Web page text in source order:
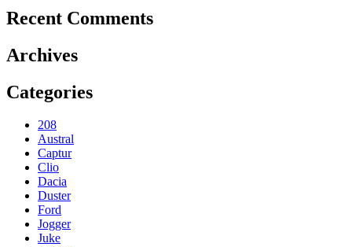
Recent Comments
Archives
Categories
208
Austral
Captur
Clio
Dacia
Duster
Ford
Jogger
Juke